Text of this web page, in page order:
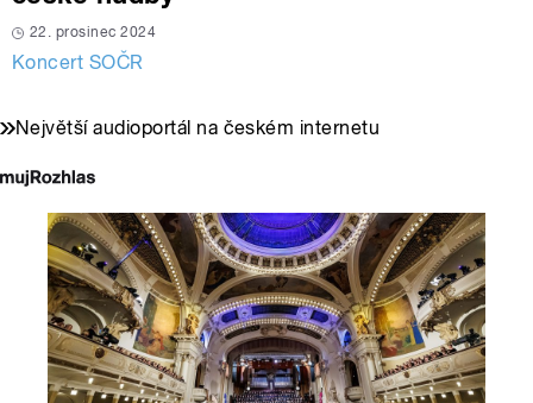
22. prosinec 2024
Koncert SOČR
Největší audioportál na českém internetu